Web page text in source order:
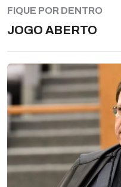
FIQUE POR DENTRO
JOGO ABERTO